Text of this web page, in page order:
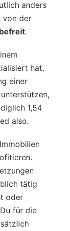
anders
von der
.
hat,
einer
1,54
also.
tätig
oder
für die